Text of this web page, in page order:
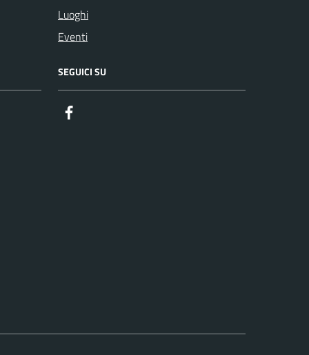
Luoghi
Eventi
SEGUICI SU